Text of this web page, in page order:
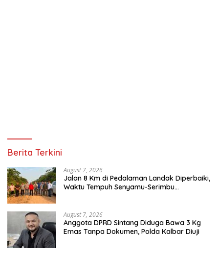
Berita Terkini
August 7, 2026
Jalan 8 Km di Pedalaman Landak Diperbaiki,
Waktu Tempuh Senyamu-Serimbu
August 7, 2026
Anggota DPRD Sintang Diduga Bawa 3 Kg
Emas Tanpa Dokumen, Polda Kalbar Diuji